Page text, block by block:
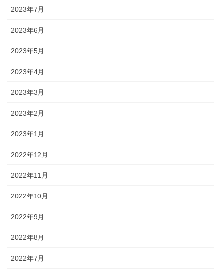
2023年7月
2023年6月
2023年5月
2023年4月
2023年3月
2023年2月
2023年1月
2022年12月
2022年11月
2022年10月
2022年9月
2022年8月
2022年7月